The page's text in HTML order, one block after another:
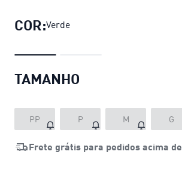
COR:Verde
TAMANHO
PP P M G
Frete grátis para pedidos acima de